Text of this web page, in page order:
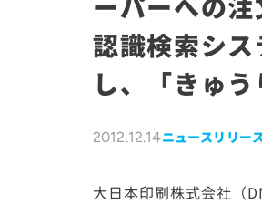
認識検索シ
し、「きゅ
2012.12.14ニュースリリー
大日本印刷株式会社（